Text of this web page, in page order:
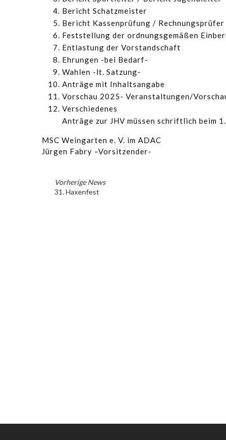
Bericht Schatzmeister
Bericht Kassenprüfung / Rechnungsprüfer
Feststellung der ordnungsgemäßen
Entlastung der Vorstandschaft
Ehrungen -bei Bedarf-
Wahlen -lt. Satzung-
Anträge mit Inhaltsangabe
Vorschau 2025- Veranstaltungen/
Verschiedenes
Anträge zur JHV müssen schriftlich beim
MSC Weingarten e. V. im ADAC
Jürgen Fabry –Vorsitzender-
Vorherige News
31. Haxenfest